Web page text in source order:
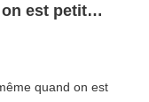
on est petit…